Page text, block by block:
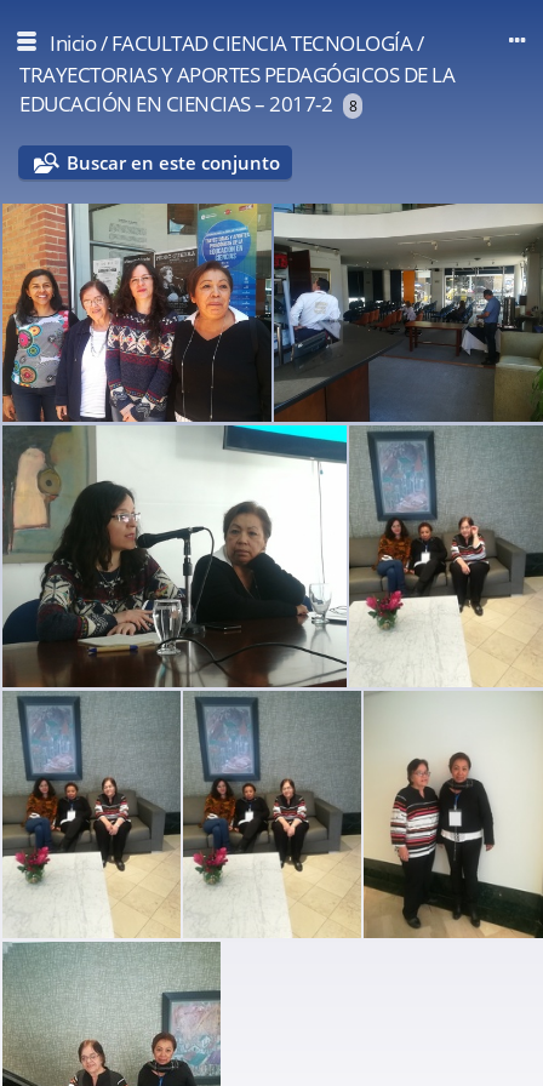
Inicio/FACULTAD CIENCIA TECNOLOGÍA/
TRAYECTORIAS Y APORTES PEDAGÓGICOS DE LA
EDUCACIÓN EN CIENCIAS – 2017-2
8
Buscar en este conjunto